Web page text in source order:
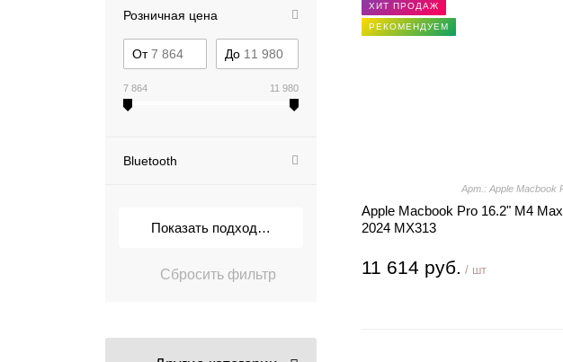
Розничная цена
От До
7 864 11 980
Bluetooth
ХИТ ПРОДАЖ
РЕКОМЕНДУЕМ
Apple Macbook Pro 16.2" M4 Max
2024 MX313
11 614 руб. / шт